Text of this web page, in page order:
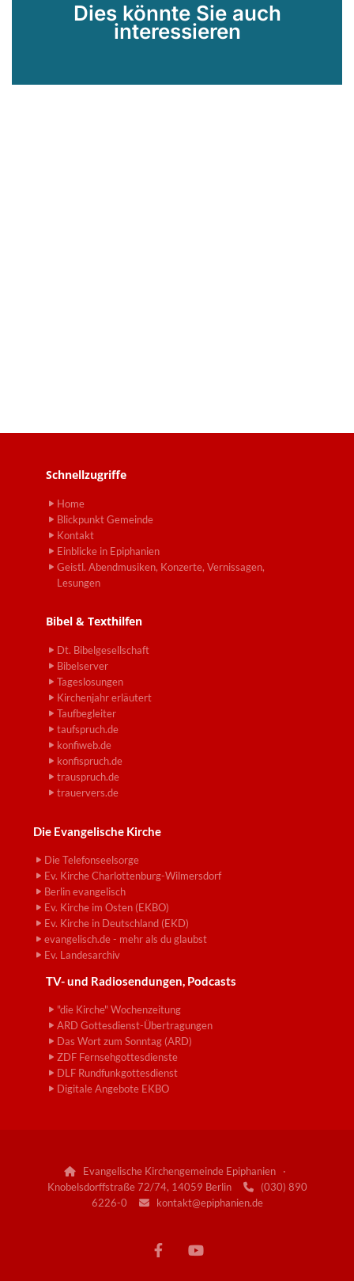
Dies könnte Sie auch
interessieren
Schnellzugriffe
Home
Blickpunkt Gemeinde
Kontakt
Einblicke in Epiphanien
Geistl. Abendmusiken, Konzerte, Vernissagen,
Lesungen
Bibel & Texthilfen
Dt. Bibelgesellschaft
Bibelserver
Tageslosungen
Kirchenjahr erläutert
Taufbegleiter
taufspruch.de
konfiweb.de
konfispruch.de
trauspruch.de
trauervers.de
Die Evangelische Kirche
Die Telefonseelsorge
Ev. Kirche Charlottenburg-Wilmersdorf
Berlin evangelisch
Ev. Kirche im Osten (EKBO)
Ev. Kirche in Deutschland (EKD)
evangelisch.de - mehr als du glaubst
Ev. Landesarchiv
TV- und Radiosendungen, Podcasts
"die Kirche" Wochenzeitung
ARD Gottesdienst-Übertragungen
Das Wort zum Sonntag (ARD)
ZDF Fernsehgottesdienste
DLF Rundfunkgottesdienst
Digitale Angebote EKBO
Evangelische Kirchengemeinde Epiphanien ·
Knobelsdorffstraße 72/74, 14059 Berlin
(030) 890
6226-0
kontakt@epiphanien.de